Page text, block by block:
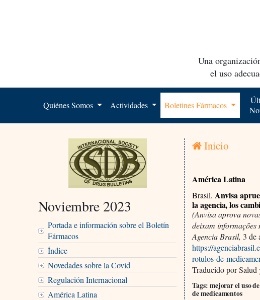
Una
el uso
Quiénes Somos Actividades Boletines Fármacos
Noviembre 2023
Portada e información sobre el Boletín
Fármacos
Índice
Novedades sobre la Covid
Regulación Internacional
América Latina
Inicio
América Latina
Brasil. Anvisa
la agencia, los
(Anvisa aprova
deixam informações
Agencia Brasil, 3 de
https://
rotulos-de-
Traducido por
Tags: mejorar el uso
de medicamentos